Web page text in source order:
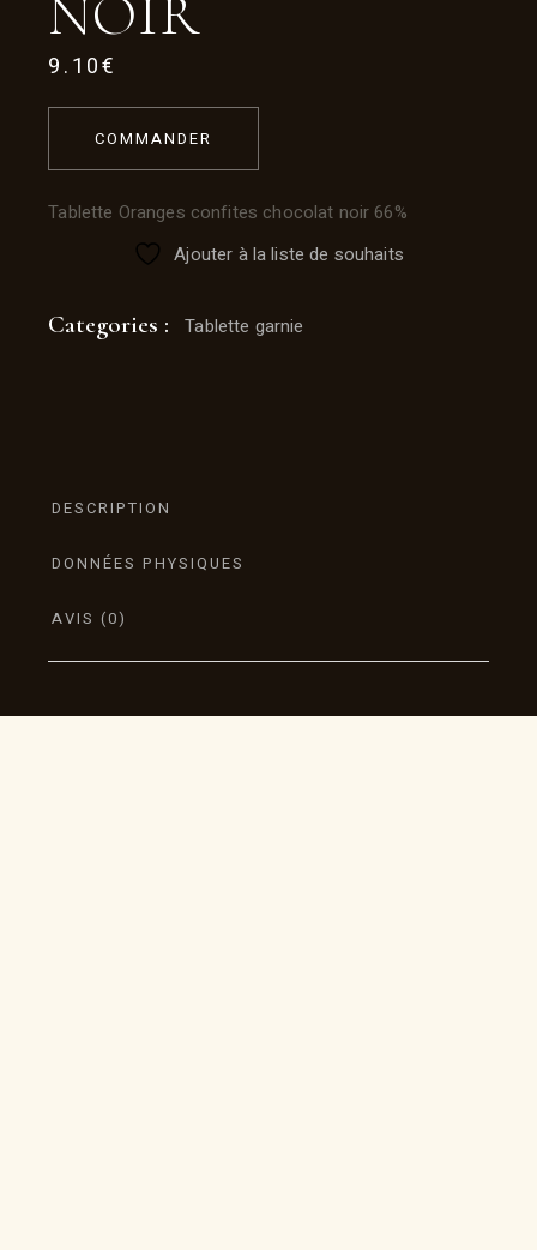
NOIR
9.10€
COMMANDER
Tablette Oranges confites chocolat noir 66%
Ajouter à la liste de souhaits
Categories : Tablette garnie
DESCRIPTION
DONNÉES PHYSIQUES
AVIS (0)